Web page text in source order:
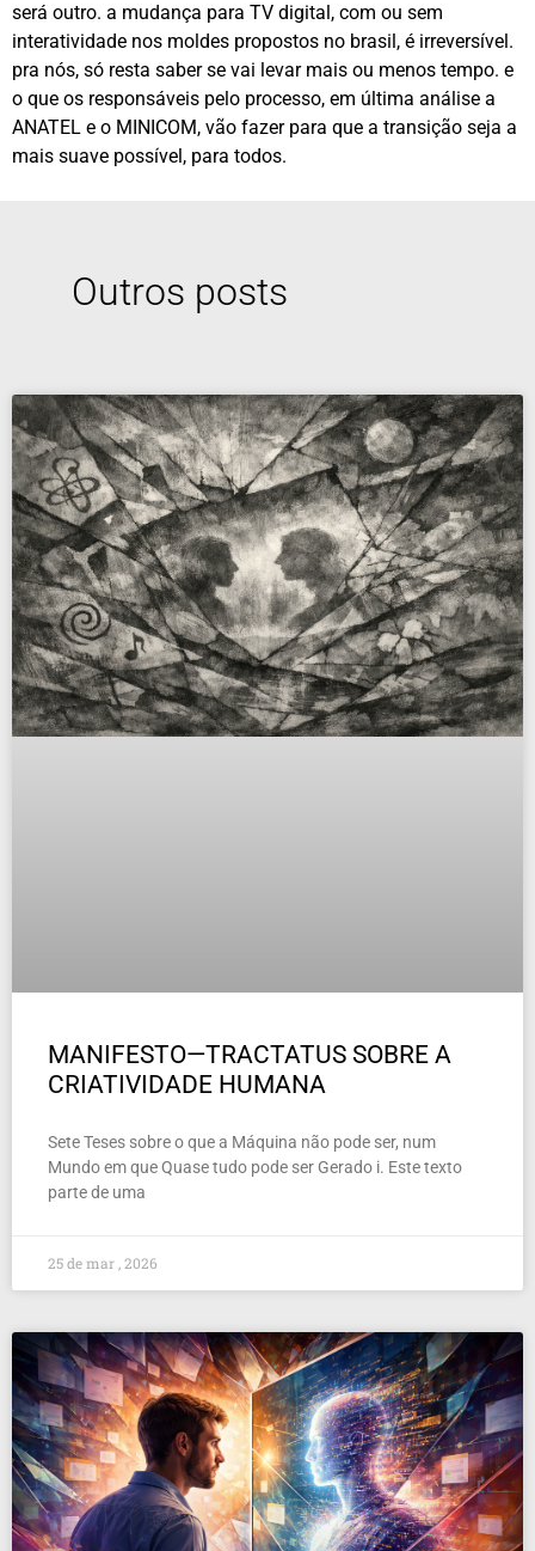
será outro. a mudança para TV digital, com ou sem
interatividade nos moldes propostos no brasil, é irreversível.
pra nós, só resta saber se vai levar mais ou menos tempo. e
o que os responsáveis pelo processo, em última análise a
ANATEL e o MINICOM, vão fazer para que a transição seja a
mais suave possível, para todos.
Outros posts
MANIFESTO—TRACTATUS SOBRE A
CRIATIVIDADE HUMANA
Sete Teses sobre o que a Máquina não pode ser, num
Mundo em que Quase tudo pode ser Gerado i. Este texto
parte de uma
25 de mar , 2026